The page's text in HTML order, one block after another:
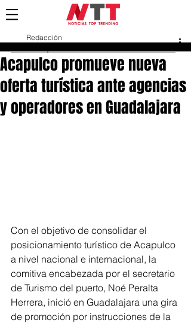
Acapulco promueve nueva
oferta turística ante agencias
y operadores en Guadalajara
Redacción
Con el objetivo de consolidar el
posicionamiento turístico de Acapulco
a nivel nacional e internacional, la
comitiva encabezada por el secretario
de Turismo del puerto, Noé Peralta
Herrera, inició en Guadalajara una gira
de promoción por instrucciones de la